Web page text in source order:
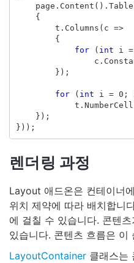
page . Content (). Table
{
t . Columns ( c =>
{
for
( int i =
c .
});
for ( int i = 0 ;
t . NumberCell
});
}));
렌더링 과정
Layout 애드온은 컨테이너
위치 제약에 따라 배치합니
에 걸칠 수 있습니다. 콘텐
있습니다. 콘텐츠 흐름은 이
LayoutContainer 클래스는